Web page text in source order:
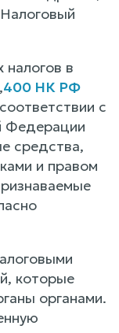
в
,400 НК РФ
с
Федерации
средства,
и правом
которые
органами.